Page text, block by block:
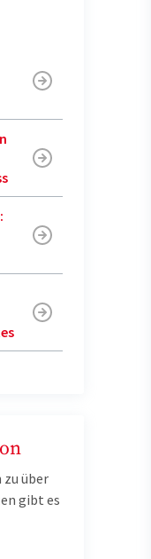
über
gibt es